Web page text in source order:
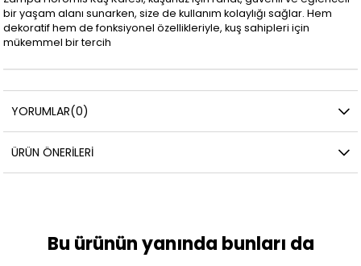
bir yaşam alanı sunarken, size de kullanım kolaylığı sağlar. Hem
dekoratif hem de fonksiyonel özellikleriyle, kuş sahipleri için
mükemmel bir tercih
YORUMLAR(0)
ÜRÜN ÖNERILERI
Bu ürünün yanında bunları da